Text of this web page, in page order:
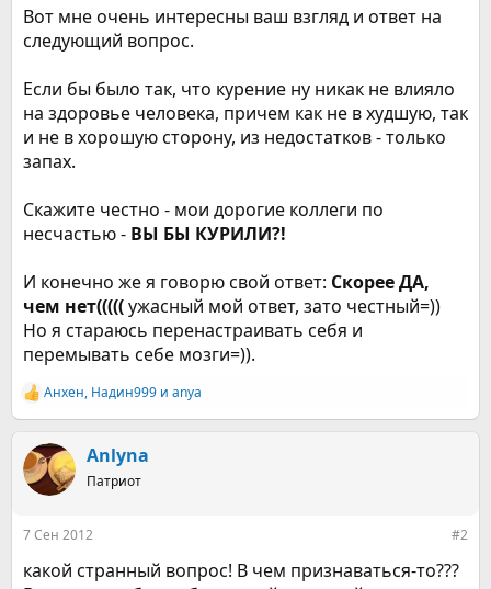
Вот мне очень интересны ваш взгляд и ответ на
следующий вопрос.
Если бы было так, что курение ну никак не влияло
на здоровье человека, причем как не в худшую, так
и не в хорошую сторону, из недостатков - только
запах.
Скажите честно - мои дорогие коллеги по
несчастью - ВЫ БЫ КУРИЛИ?!
И конечно же я говорю свой ответ: Скорее ДА,
чем нет(((((ужасный мой ответ, зато честный=))
Но я стараюсь перенастраивать себя и
перемывать себе мозги=)).
Р
е
к
ц
и
Анхен, Надин999 и anya
Anlyna
Патриот
7 Сен 2012 #2
какой странный вопрос! В чем признаваться-то???